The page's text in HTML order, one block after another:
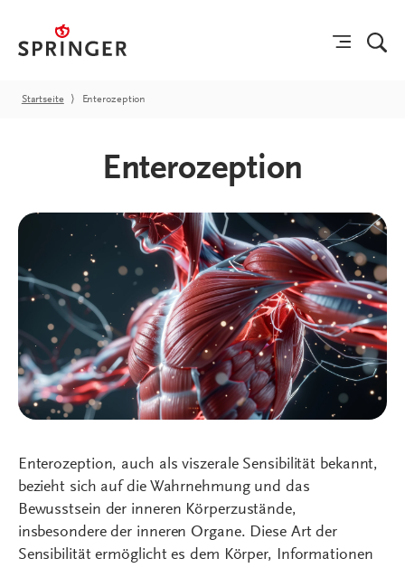
Startseite ⟩ Enterozeption
Enterozeption
Enterozeption, auch als viszerale Sensibilität bekannt,
bezieht sich auf die Wahrnehmung und das
Bewusstsein der inneren Körperzustände,
insbesondere der inneren Organe. Diese Art der
Sensibilität ermöglicht es dem Körper, Informationen